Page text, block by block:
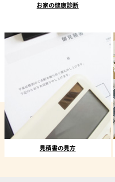
お家の健康診断
見積書の見方